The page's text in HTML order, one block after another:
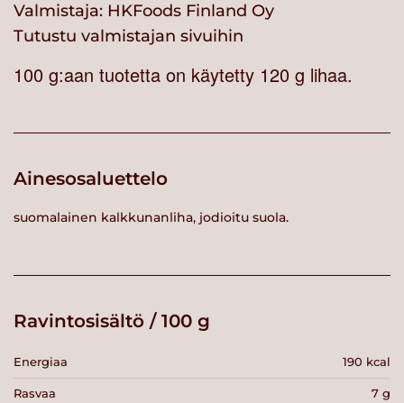
Valmistaja: HKFoods Finland Oy
Tutustu valmistajan sivuihin
100 g:aan tuotetta on käytetty 120 g lihaa.
Ainesosaluettelo
suomalainen kalkkunanliha, jodioitu suola.
Ravintosisältö / 100 g
Energiaa 190 kcal
Rasvaa 7 g